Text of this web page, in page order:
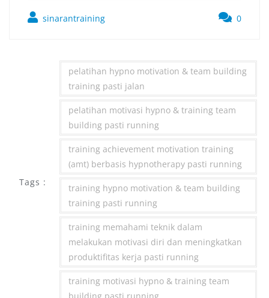
sinarantraining 0
Tags :
pelatihan hypno motivation & team building
training pasti jalan
pelatihan motivasi hypno & training team
building pasti running
training achievement motivation training
(amt) berbasis hypnotherapy pasti running
training hypno motivation & team building
training pasti running
training memahami teknik dalam
melakukan motivasi diri dan meningkatkan
produktifitas kerja pasti running
training motivasi hypno & training team